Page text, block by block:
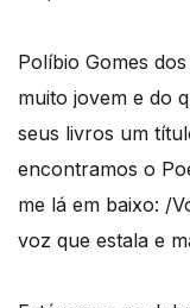
Políbio Gomes
muito jovem e do
seus livros um
encontramos o
me lá em baixo: /
voz que estala e